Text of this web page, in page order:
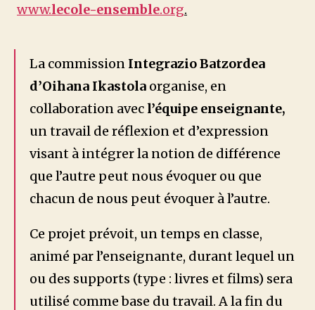
www.lecole-ensemble.org.
La commission Integrazio Batzordea
d’Oihana Ikastola organise, en
collaboration avec l’équipe enseignante,
un travail de réflexion et d’expression
visant à intégrer la notion de différence
que l’autre peut nous évoquer ou que
chacun de nous peut évoquer à l’autre.
Ce projet prévoit, un temps en classe,
animé par l’enseignante, durant lequel un
ou des supports (type : livres et films) sera
utilisé comme base du travail. A la fin du